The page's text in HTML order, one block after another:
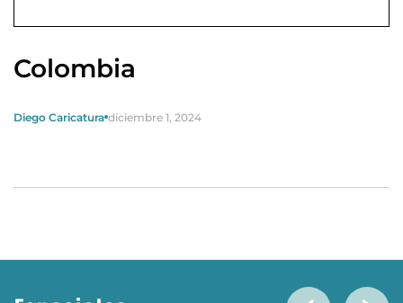
Colombia
Diego Caricatura diciembre 1, 2024